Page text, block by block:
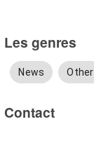
Les genres
News Other
Contact